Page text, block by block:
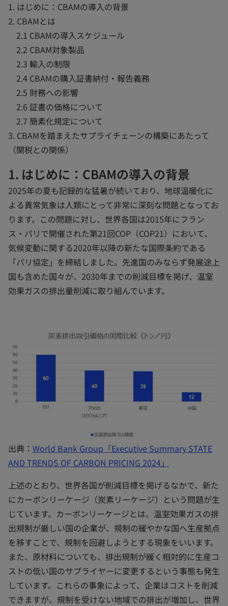
1. はじめに：CBAMの導入の背景
2. CBAMとは
2.1 CBAMの導入スケジュール
2.2 CBAM対象製品
2.3 輸入の制限
2.4 CBAMの購入証書納付・報告義務
2.5 財務への影響
2.6 証書の価格について
2.7 簡素化規定について
3. CBAMを踏まえたサプライチェーンの構築にあたって
（関税との関係）
1. はじめに：CBAMの導入の背景
2025年の夏も記録的な猛暑が続いており、地球温暖化に
よる異常気象は人類にとって非常に深刻な問題となってお
ります。この問題に対し、世界各国は2015年にフラン
ス・パリで開催された第21回COP（COP21）において、
気候変動に関する2020年以降の新たな国際条約である
「パリ協定」を締結しました。先進国のみならず発展途上
国も含めた国々が、2030年までの削減目標を掲げ、温室
効果ガスの排出量削減に取り組んでいます。
出典： World Bank Group「Executive Summary STATE
AND TRENDS OF CARBON PRICING 2024」
い
タ
ブ
で
開
く
上述のとおり、世界各国が削減目標を掲げるなかで、新た
にカーボンリーケージ（炭素リーケージ）という問題が生
じています。カーボンリーケージとは、温室効果ガスの排
出規制が厳しい国の企業が、規制の緩やかな国へ生産拠点
を移すことで、規制を回避しようとする現象をいいます。
また、原材料についても、排出規制が緩く相対的に生産コ
ストの低い国のサプライヤーに変更するという事態も発生
しています。これらの事象によって、企業はコストを削減
できますが、規制を受けない地域での排出が増加し、世界